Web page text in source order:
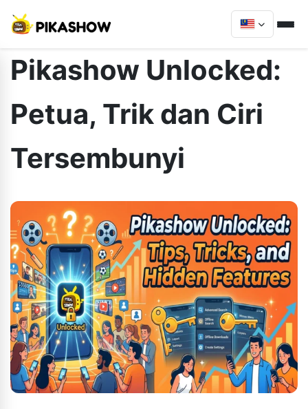
Pikashow Unlocked:
Petua, Trik dan Ciri
Tersembunyi